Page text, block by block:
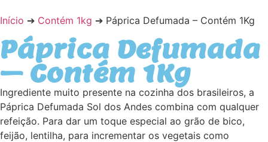
Início ➔ Contém 1kg ➔ Páprica Defumada – Contém 1Kg
Páprica Defumada
– Contém 1Kg
Ingrediente muito presente na cozinha dos brasileiros, a
Páprica Defumada Sol dos Andes combina com qualquer
refeição. Para dar um toque especial ao grão de bico,
feijão, lentilha, para incrementar os vegetais como